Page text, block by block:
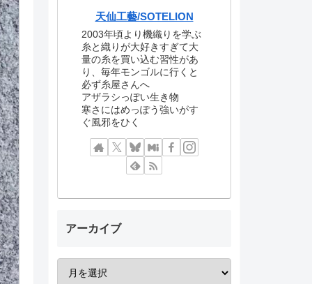
天仙工藝/SOTELION
2003年頃より機織りを学ぶ
糸と織りが大好きすぎて大
量の糸を買い込む習性があ
り、毎年モンゴルに行くと
必ず糸屋さんへ
アザラシっぽい生き物
寒さにはめっぽう強いがす
ぐ風邪をひく
アーカイブ